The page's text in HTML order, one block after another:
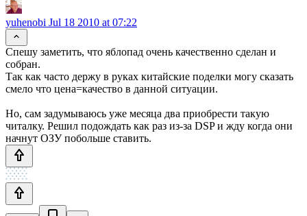
yuhenobi Jul 18 2010 at 07:22
Спешу заметить, что яблопад очень качественно сделан и
собран.
Так как часто держу в руках китайские поделки могу сказать
смело что цена=качество в данной ситуации.
Но, сам задумываюсь уже месяца два приобрести такую
читалку. Решил подождать как раз из-за DSP и жду когда они
начнут ОЗУ побольше ставить.